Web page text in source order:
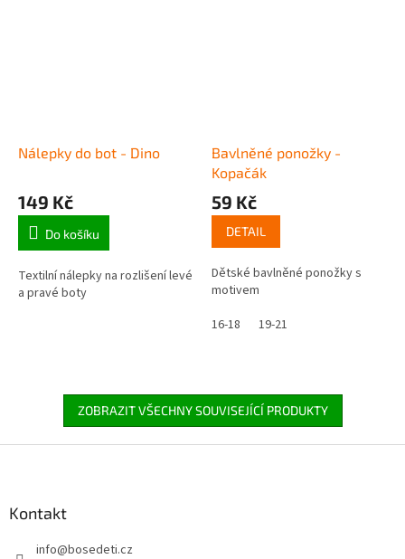
Nálepky do bot - Dino
149 Kč
Do košíku
Textilní nálepky na rozlišení levé
a pravé boty
Bavlněné ponožky -
Kopačák
59 Kč
DETAIL
Dětské bavlněné ponožky s
motivem
16-18
19-21
ZOBRAZIT VŠECHNY SOUVISEJÍCÍ PRODUKTY
Kontakt
info@bosedeti.cz